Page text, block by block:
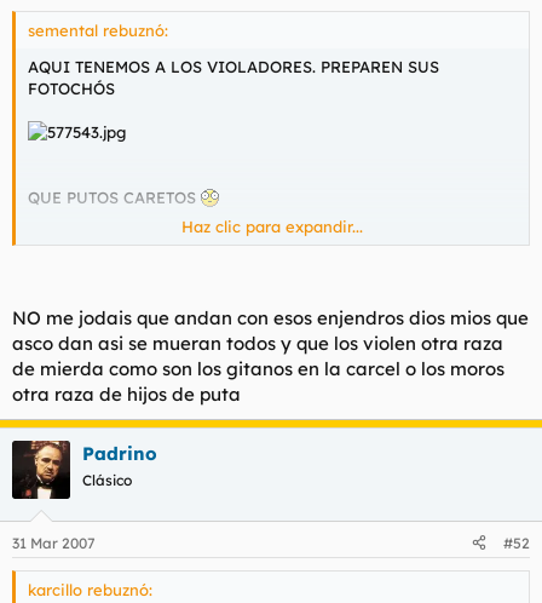
r
d
l
e
m
n
i
i
o
semental rebuznó:
AQUI TENEMOS A LOS VIOLADORES. PREPAREN SUS
FOTOCHÓS
QUE PUTOS CARETOS
¿ESTOS SON LOS QUE NOS QUITAN LAS MUJERES?
Haz clic para expandir...
NO me jodais que andan con esos enjendros dios mios que
asco dan asi se mueran todos y que los violen otra raza
de mierda como son los gitanos en la carcel o los moros
otra raza de hijos de puta
Padrino
Clásico
31 Mar 2007 #52
karcillo rebuznó: